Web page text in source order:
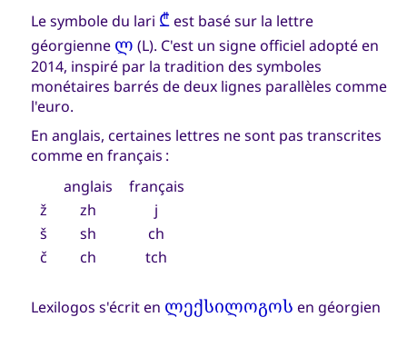
Le symbole du lari ₾est basé sur la lettre
géorgienne ლ (L). C'est un signe officiel adopté en
2014, inspiré par la tradition des symboles
monétaires barrés de deux lignes parallèles comme
l'euro.
En anglais, certaines lettres ne sont pas transcrites
comme en français :
anglais
français
ž
zh
j
š
sh
ch
č
ch tch
Lexilogos s'écrit en ლექსილოგოს en géorgien